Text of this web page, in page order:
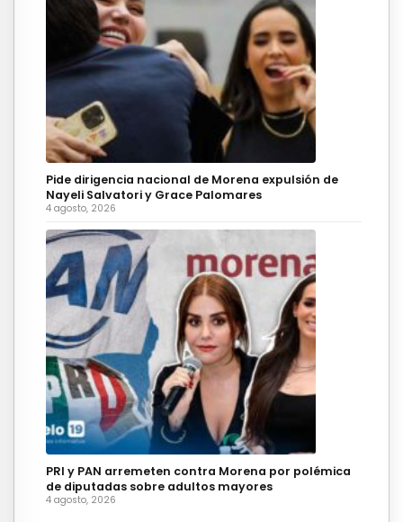
Pide dirigencia nacional de Morena expulsión de
Nayeli Salvatori y Grace Palomares
4 agosto, 2026
PRI y PAN arremeten contra Morena por polémica
de diputadas sobre adultos mayores
4 agosto, 2026